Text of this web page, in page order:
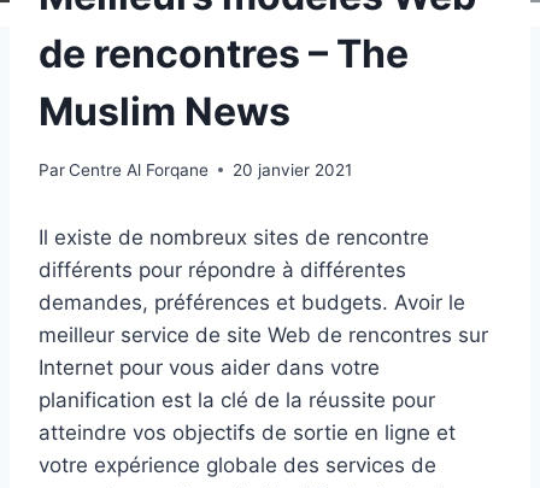
de rencontres – The
Muslim News
ParCentre Al Forqane 20 janvier 2021
Il existe de nombreux sites de rencontre
différents pour répondre à différentes
demandes, préférences et budgets. Avoir le
meilleur service de site Web de rencontres sur
Internet pour vous aider dans votre
planification est la clé de la réussite pour
atteindre vos objectifs de sortie en ligne et
votre expérience globale des services de